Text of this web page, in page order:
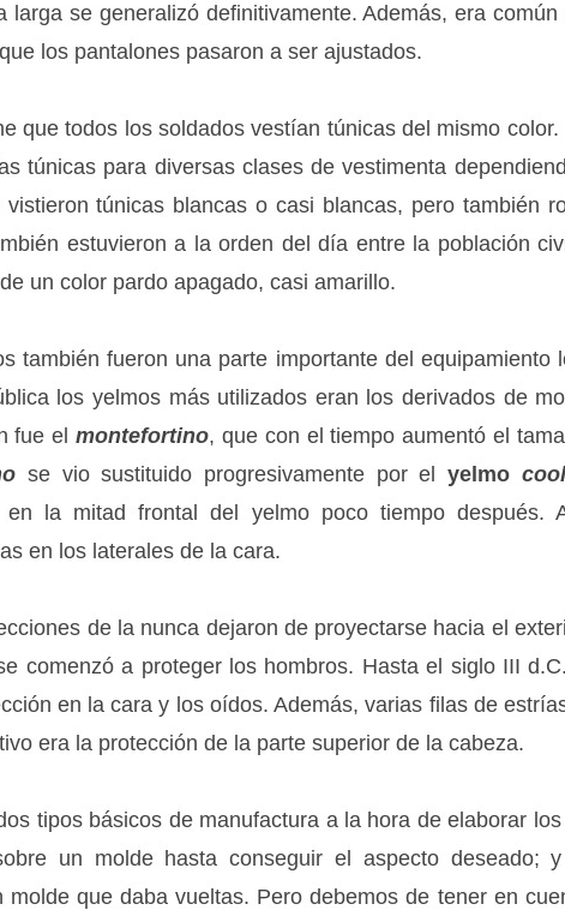
larga se generalizó definitivamente. Además, era
los pantalones pasaron a ser ajustados.
que todos los soldados vestían túnicas del mismo
túnicas para diversas clases de vestimenta
túnicas blancas o casi blancas, pero también
estuvieron a la orden del día entre la población
un color pardo apagado, casi amarillo.
también fueron una parte importante del equipamiento
los yelmos más utilizados eran los derivados de
fue elmontefortino, que con el tiempo aumentó el
se vio sustituido progresivamente por el yelmo
en la mitad frontal del yelmo poco tiempo después.
en los laterales de la cara.
de la nunca dejaron de proyectarse hacia el
comenzó a proteger los hombros. Hasta el siglo III
en la cara y los oídos. Además, varias filas de
era la protección de la parte superior de la cabeza.
tipos básicos de manufactura a la hora de elaborar
un molde hasta conseguir el aspecto deseado;
molde que daba vueltas. Pero debemos de tener en